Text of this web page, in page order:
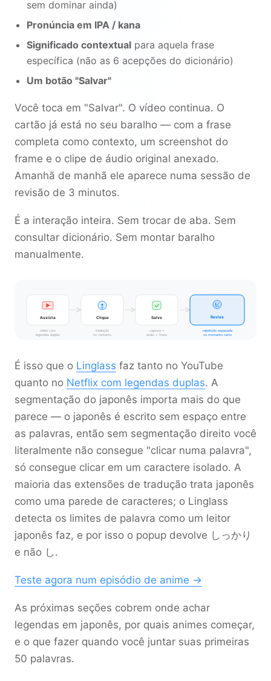
sem dominar ainda)
Pronúncia em IPA / kana
Significado contextual para aquela frase
específica (não as 6 acepções do dicionário)
Um botão "Salvar"
Você toca em "Salvar". O vídeo continua. O
cartão já está no seu baralho — com a frase
completa como contexto, um screenshot do
frame e o clipe de áudio original anexado.
Amanhã de manhã ele aparece numa sessão de
revisão de 3 minutos.
É a interação inteira. Sem trocar de aba. Sem
consultar dicionário. Sem montar baralho
manualmente.
Assista Clique Salve Revise
vídeo com
legendas duplas
tradução
no contexto
captura +
áudio + frase
repetição espaçada
no momento certo
É isso que o Linglass faz tanto no YouTube
quanto no Netflix com legendas duplas. A
segmentação do japonês importa mais do que
parece — o japonês é escrito sem espaço entre
as palavras, então sem segmentação direito você
literalmente não consegue "clicar numa palavra",
só consegue clicar em um caractere isolado. A
maioria das extensões de tradução trata japonês
como uma parede de caracteres; o Linglass
detecta os limites de palavra como um leitor
japonês faz, e por isso o popup devolve しっかり
e não し.
Teste agora num episódio de anime →
As próximas seções cobrem onde achar
legendas em japonês, por quais animes começar,
e o que fazer quando você juntar suas primeiras
50 palavras.